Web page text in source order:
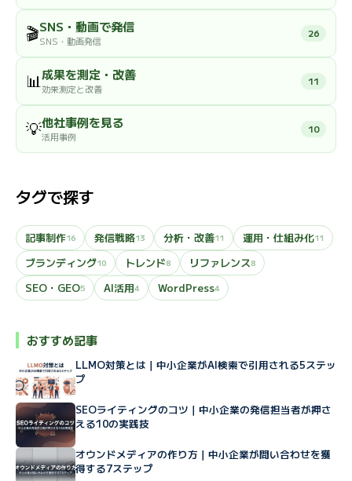
🎬SNS・動画で発信
SNS・動画発信
26
📊成果を測定・改善
効果測定と改善
11
💡他社事例を見る
活用事例
10
タグで探す
記事制作16 発信戦略13 分析・改善11 運用・仕組み化11
ブランディング10 トレンド8 リファレンス8
SEO・GEO5 AI活用4 WordPress4
おすすめ記事
LLMO対策とは｜中小企業がAI検索で引用される5ステッ
プ
SEOライティングのコツ｜中小企業の発信担当者が押さ
える10の実践技
オウンドメディアの作り方｜中小企業が問い合わせを獲
得する7ステップ